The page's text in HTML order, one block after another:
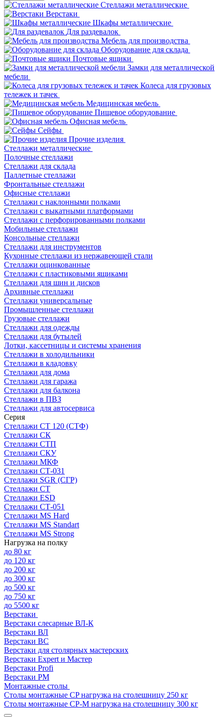
Стеллажи металлические
Верстаки
Шкафы металлические
Для раздевалок
Мебель для производства
Оборудование для склада
Почтовые ящики
Замки для металлической
мебели
Колеса для грузовых
тележек и тачек
Медицинская мебель
Пищевое оборудование
Офисная мебель
Сейфы
Прочие изделия
Стеллажи металлические
Полочные стеллажи
Стеллажи для склада
Паллетные стеллажи
Фронтальные стеллажи
Офисные стеллажи
Стеллажи с наклонными полками
Стеллажи с выкатными платформами
Стеллажи с перфорированными полками
Мобильные стеллажи
Консольные стеллажи
Стеллажи для инструментов
Кухонные стеллажи из нержавеющей стали
Стеллажи оцинкованные
Стеллажи с пластиковыми ящиками
Стеллажи для шин и дисков
Архивные стеллажи
Стеллажи универсальные
Промышленные стеллажи
Грузовые стеллажи
Стеллажи для одежды
Стеллажи для бутылей
Лотки, кассетницы и системы хранения
Стеллажи в холодильники
Стеллажи в кладовку
Стеллажи для дома
Стеллажи для гаража
Стеллажи для балкона
Стеллажи в ПВЗ
Стеллажи для автосервиса
Серия
Стеллажи СТ 120 (СТФ)
Стеллажи СК
Стеллажи СТП
Стеллажи СКУ
Стеллажи МКФ
Стеллажи СТ-031
Стеллажи SGR (СГР)
Стеллажи СТ
Стеллажи ESD
Стеллажи СТ-051
Стеллажи MS Hard
Стеллажи MS Standart
Стеллажи MS Strong
Нагрузка на полку
до 80 кг
до 120 кг
до 200 кг
до 300 кг
до 500 кг
до 750 кг
до 5500 кг
Верстаки
Верстаки слесарные ВЛ-К
Верстаки ВЛ
Верстаки ВС
Верстаки для столярных мастерских
Верстаки Expert и Мастер
Верстаки Profi
Верстаки РМ
Монтажные столы
Столы монтажные СP нагрузка на столешницу 250 кг
Столы монтажные СР-М нагрузка на столешницу 300 кг